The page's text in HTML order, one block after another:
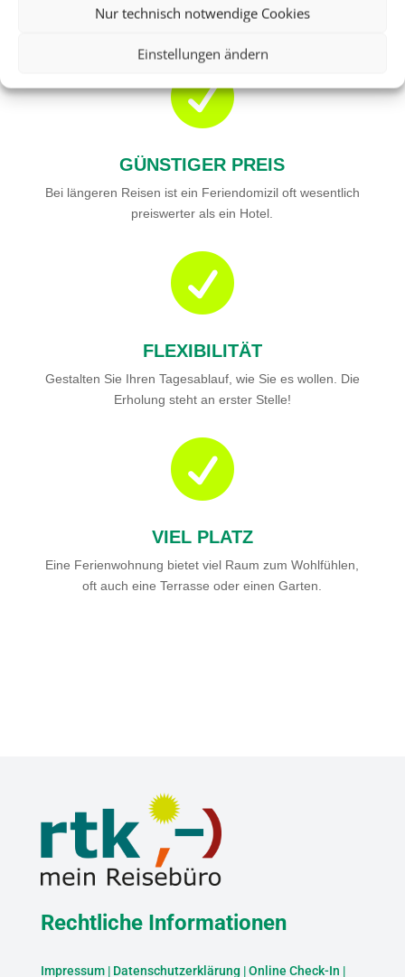
Nur technisch notwendige Cookies
Einstellungen ändern

GÜNSTIGER PREIS
Bei längeren Reisen ist ein Feriendomizil oft wesentlich
preiswerter als ein Hotel.

FLEXIBILITÄT
Gestalten Sie Ihren Tagesablauf, wie Sie es wollen. Die
Erholung steht an erster Stelle!

VIEL PLATZ
Eine Ferienwohnung bietet viel Raum zum Wohlfühlen,
oft auch eine Terrasse oder einen Garten.
Rechtliche Informationen
Impressum| Datenschutzerklärung |Online Check-In |